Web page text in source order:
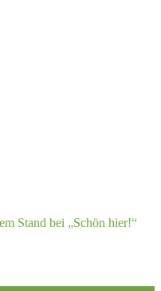
Stand bei „Schön hier!“